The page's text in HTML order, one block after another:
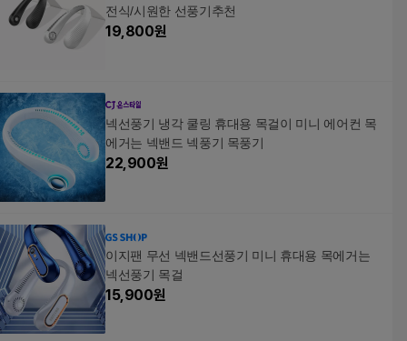
전식/시원한 선풍기추천
19,800원
넥선풍기 냉각 쿨링 휴대용 목걸이 미니 에어컨 목
에거는 넥밴드 넥풍기 목풍기
22,900원
이지팬 무선 넥밴드선풍기 미니 휴대용 목에거는
넥선풍기 목걸
15,900원